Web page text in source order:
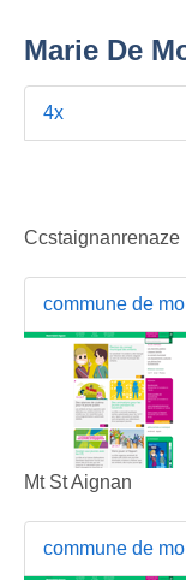
Marie De
4x
Ccstaignanrenaze
commune de
Mt St Aignan
commune de